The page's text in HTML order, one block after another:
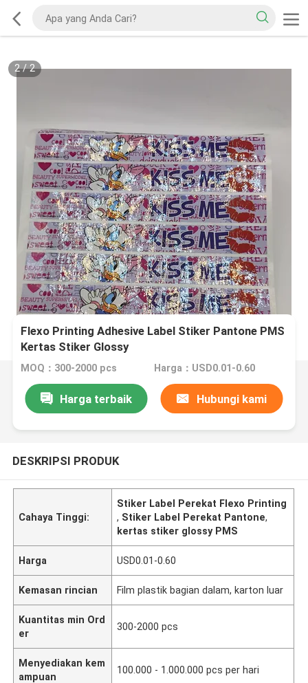
2/2
Flexo Printing Adhesive Label Stiker Pantone PMS
Kertas Stiker Glossy
MOQ：300-2000 pcs Harga：USD0.01-0.60
Harga terbaik Hubungi kami
DESKRIPSI PRODUK
Cahaya Tinggi:
Stiker Label Perekat Flexo Printing
, Stiker Label Perekat Pantone,
kertas stiker glossy PMS
Harga USD0.01-0.60
Kemasan rincian Film plastik bagian dalam, karton luar
Kuantitas min Ord
er
300-2000 pcs
Menyediakan kem
ampuan
100.000 - 1.000.000 pcs per hari